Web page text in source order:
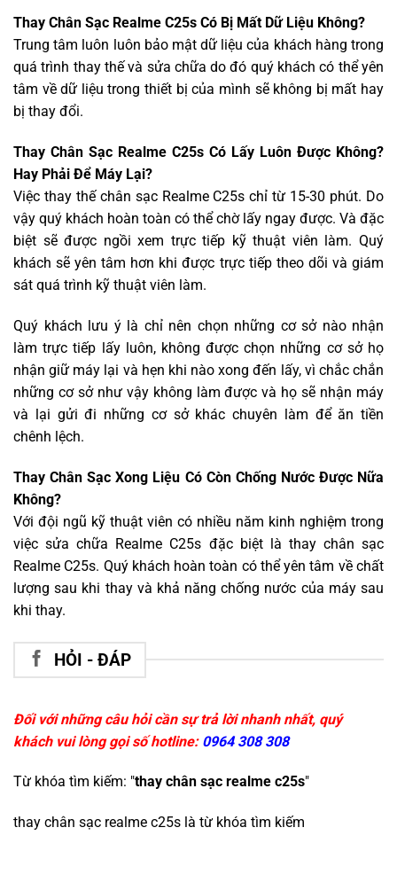
Thay Chân Sạc Realme C25s Có Bị Mất Dữ Liệu Không?
Trung tâm luôn luôn bảo mật dữ liệu của khách hàng trong
quá trình thay thế và sửa chữa do đó quý khách có thể yên
tâm về dữ liệu trong thiết bị của mình sẽ không bị mất hay
bị thay đổi.
Thay Chân Sạc Realme C25s Có Lấy Luôn Được Không?
Hay Phải Để Máy Lại?
Việc thay thế chân sạc Realme C25s chỉ từ 15-30 phút. Do
vậy quý khách hoàn toàn có thể chờ lấy ngay được. Và đặc
biệt sẽ được ngồi xem trực tiếp kỹ thuật viên làm. Quý
khách sẽ yên tâm hơn khi được trực tiếp theo dõi và giám
sát quá trình kỹ thuật viên làm.
Quý khách lưu ý là chỉ nên chọn những cơ sở nào nhận
làm trực tiếp lấy luôn, không được chọn những cơ sở họ
nhận giữ máy lại và hẹn khi nào xong đến lấy, vì chắc chắn
những cơ sở như vậy không làm được và họ sẽ nhận máy
và lại gửi đi những cơ sở khác chuyên làm để ăn tiền
chênh lệch.
Thay Chân Sạc Xong Liệu Có Còn Chống Nước Được Nữa
Không?
Với đội ngũ kỹ thuật viên có nhiều năm kinh nghiệm trong
việc sửa chữa Realme C25s đặc biệt là thay chân sạc
Realme C25s. Quý khách hoàn toàn có thể yên tâm về chất
lượng sau khi thay và khả năng chống nước của máy sau
khi thay.
HỎI - ĐÁP
Đối với những câu hỏi cần sự trả lời nhanh nhất, quý
khách vui lòng gọi số hotline: 0964 308 308
Từ khóa tìm kiếm: "thay chân sạc realme c25s"
thay chân sạc realme c25s là từ khóa tìm kiếm